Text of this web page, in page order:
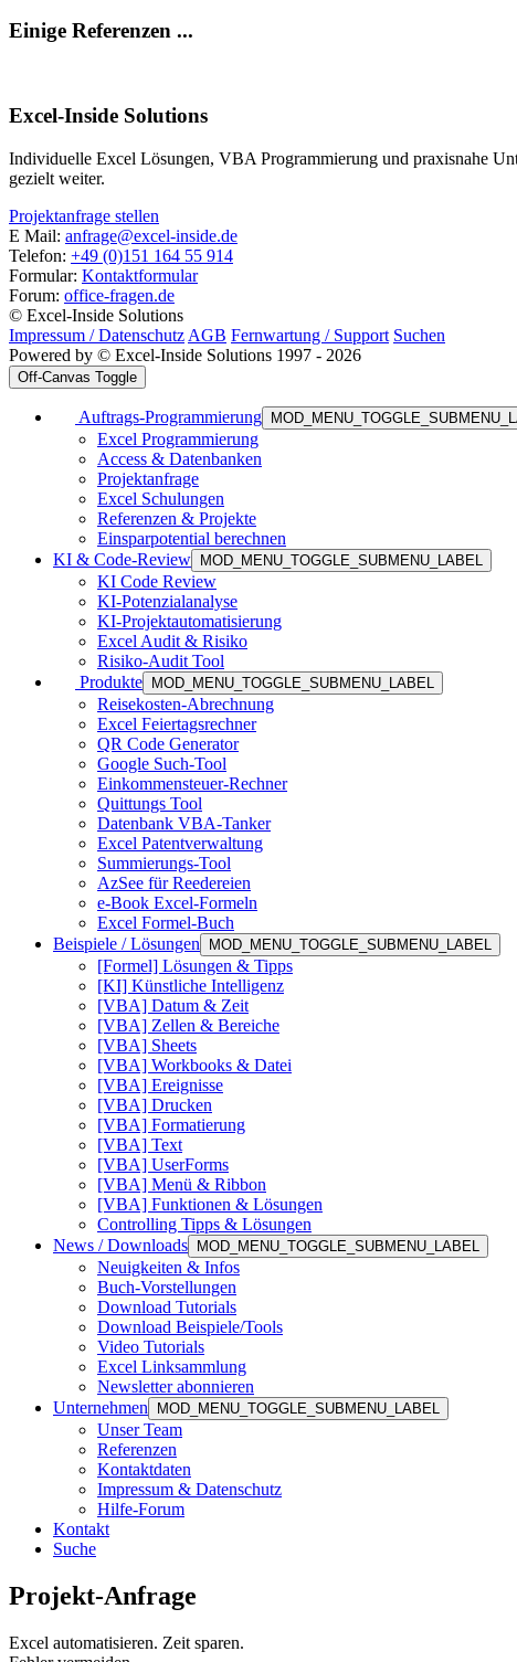
Einige Referenzen ...
Excel-Inside Solutions
Individuelle Excel Lösungen, VBA Programmierung und praxisnahe
gezielt weiter.
Projektanfrage stellen
E Mail: anfrage@excel-inside.de
Telefon: +49 (0)151 164 55 914
Formular: Kontaktformular
Forum: office-fragen.de
© Excel-Inside Solutions
Impressum / Datenschutz AGB Fernwartung / Support Suchen
Powered by © Excel-Inside Solutions 1997 - 2026
Off-Canvas Toggle
Auftrags-Programmierung
Excel Programmierung
Access & Datenbanken
Projektanfrage
Excel Schulungen
Referenzen & Projekte
Einsparpotential berechnen
KI & Code-Review
MOD_MENU_TOGGLE_SUBMENU_LABEL
KI Code Review
KI-Potenzialanalyse
KI-Projektautomatisierung
Excel Audit & Risiko
Risiko-Audit Tool
Produkte
MOD_MENU_TOGGLE_SUBMENU_LABEL
Reisekosten-Abrechnung
Excel Feiertagsrechner
QR Code Generator
Google Such-Tool
Einkommensteuer-Rechner
Quittungs Tool
Datenbank VBA-Tanker
Excel Patentverwaltung
Summierungs-Tool
AzSee für Reedereien
e-Book Excel-Formeln
Excel Formel-Buch
Beispiele / Lösungen
MOD_MENU_TOGGLE_SUBMENU_LABEL
[Formel] Lösungen & Tipps
[KI] Künstliche Intelligenz
[VBA] Datum & Zeit
[VBA] Zellen & Bereiche
[VBA] Sheets
[VBA] Workbooks & Datei
[VBA] Ereignisse
[VBA] Drucken
[VBA] Formatierung
[VBA] Text
[VBA] UserForms
[VBA] Menü & Ribbon
[VBA] Funktionen & Lösungen
Controlling Tipps & Lösungen
News / Downloads
MOD_MENU_TOGGLE_SUBMENU_LABEL
Neuigkeiten & Infos
Buch-Vorstellungen
Download Tutorials
Download Beispiele/Tools
Video Tutorials
Excel Linksammlung
Newsletter abonnieren
Unternehmen
MOD_MENU_TOGGLE_SUBMENU_LABEL
Unser Team
Referenzen
Kontaktdaten
Impressum & Datenschutz
Hilfe-Forum
Kontakt
Suche
Projekt-Anfrage
Excel automatisieren. Zeit sparen.